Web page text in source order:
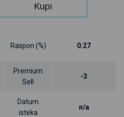
Kupi
Raspon (%) 0.27
Premium
Sell
-3
Datum
isteka
n/a